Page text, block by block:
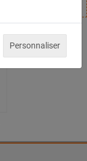
Personnaliser